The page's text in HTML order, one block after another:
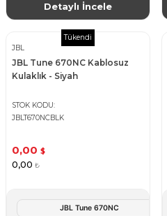
Detaylı İncele
Tükendi
JBL
JBL Tune 670NC Kablosuz
Kulaklık - Siyah
STOK KODU
JBLT670NCBLK
0,00 $
0,00 ₺
JBL Tune 670NC